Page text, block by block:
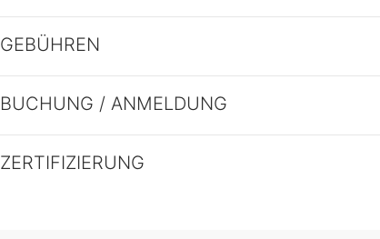
GEBÜHREN
BUCHUNG / ANMELDUNG
ZERTIFIZIERUNG